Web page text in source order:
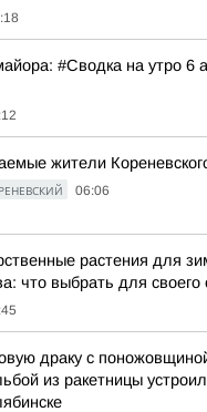
#Сводка на утро 6
жители
06:06
растения для
что выбрать для своего
драку с
из ракетницы